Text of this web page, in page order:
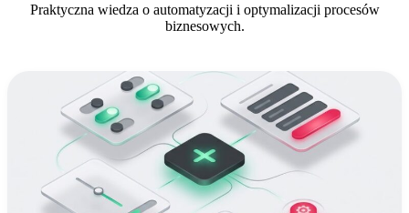
Praktyczna wiedza o automatyzacji i optymalizacji procesów
biznesowych.